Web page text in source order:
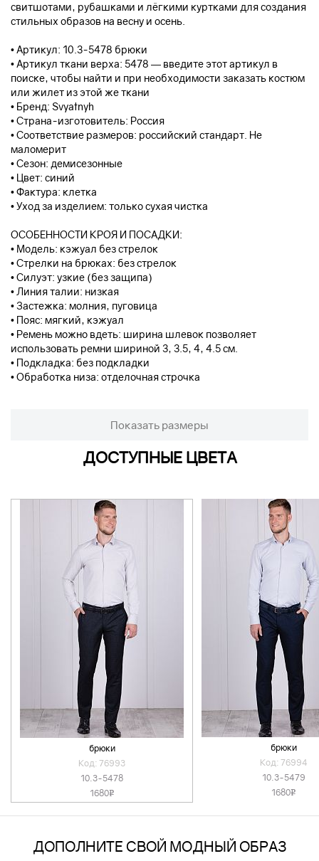
свитшотами, рубашками и лёгкими куртками для создания
стильных образов на весну и осень.
• Артикул: 10.3-5478 брюки
• Артикул ткани верха: 5478 — введите этот артикул в
поиске, чтобы найти и при необходимости заказать костюм
или жилет из этой же ткани
• Бренд: Svyatnyh
• Страна-изготовитель: Россия
• Соответствие размеров: российский стандарт. Не
маломерит
• Сезон: демисезонные
• Цвет: синий
• Фактура: клетка
• Уход за изделием: только сухая чистка
ОСОБЕННОСТИ КРОЯ И ПОСАДКИ:
• Модель: кэжуал без стрелок
• Стрелки на брюках: без стрелок
• Силуэт: узкие (без защипа)
• Линия талии: низкая
• Застежка: молния, пуговица
• Пояс: мягкий, кэжуал
• Ремень можно вдеть: ширина шлевок позволяет
использовать ремни шириной 3, 3.5, 4, 4.5 см.
• Подкладка: без подкладки
• Обработка низа: отделочная строчка
Показать размеры
ДОСТУПНЫЕ ЦВЕТА
брюки
Код: 76993
10.3-5478
1680v
брюки
Код: 76994
10.3-5479
1680v
ДОПОЛНИТЕ СВОЙ МОДНЫЙ ОБРАЗ